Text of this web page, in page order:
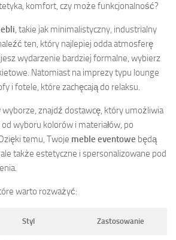
komfort, czy może funkcjonalność?
, takie jak minimalistyczny, industrialny
ten, który najlepiej odda atmosferę
wydarzenie bardziej formalne, wybierz
Natomiast na imprezy typu lounge
i fotele, które zachęcają do relaksu.
wyborze, znajdź dostawcę, który umożliwia
wyboru kolorów i materiałów, po
temu, Twoje meble eventowe będą
także estetyczne i spersonalizowane pod
warto rozważyć:
Styl Zastosowanie